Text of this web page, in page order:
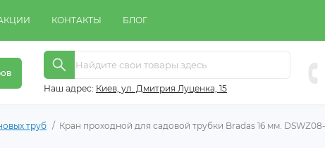
КОНТАКТЫ БЛОГ
Наш адрес: Киeв, ул. Дмитрия Луценка, 15
труб Кран проходной для садовой трубки Bradas 16 мм. DSWZ08-